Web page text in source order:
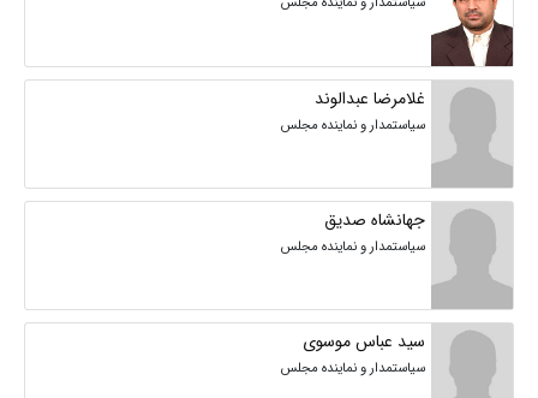
غلامرضا عبدالوند
سیاستمدار و نماینده مجلس
جهانشاه صدیق
سیاستمدار و نماینده مجلس
سید عباس موسوی
سیاستمدار و نماینده مجلس